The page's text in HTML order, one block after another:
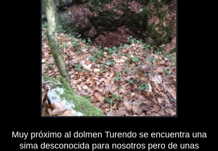
Muy próximo al dolmen Turendo se encuentra una
sima desconocida para nosotros pero de unas